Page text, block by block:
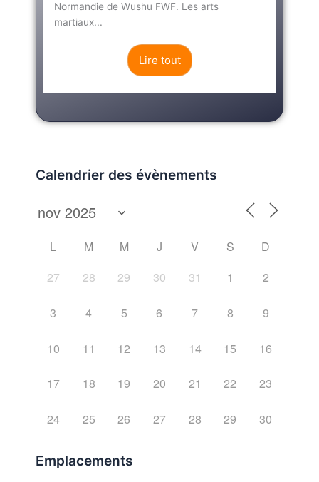
Normandie de Wushu FWF. Les arts
martiaux...
Lire tout
Calendrier des évènements
L M M J V S
D
27
28 29 30 31 1 2
3 4 5 6 7 8 9
10 11 12 13 14 15 16
17 18 19 20 21 22 23
24 25 26 27 28 29 30
Emplacements